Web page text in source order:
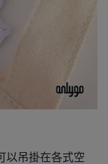
以吊掛在各式空